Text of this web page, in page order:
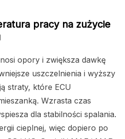
pracy na zużycie
opory i zwiększa dawkę
uszczelnienia i wyższy
straty, które ECU
Wzrasta czas
dla stabilności spalania.
cieplnej, więc dopiero po